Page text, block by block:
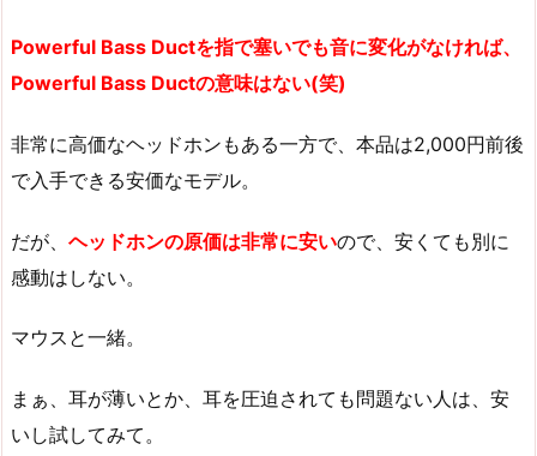
Powerful Bass Ductを指で塞いでも音に変化がなければ、
Powerful Bass Ductの意味はない(笑)
非常に高価なヘッドホンもある一方で、本品は2,000円前後
で入手できる安価なモデル。
だが、 ヘッドホンの原価は非常に安いので、安くても別に
感動はしない。
マウスと一緒。
まぁ、耳が薄いとか、耳を圧迫されても問題ない人は、安
いし試してみて。